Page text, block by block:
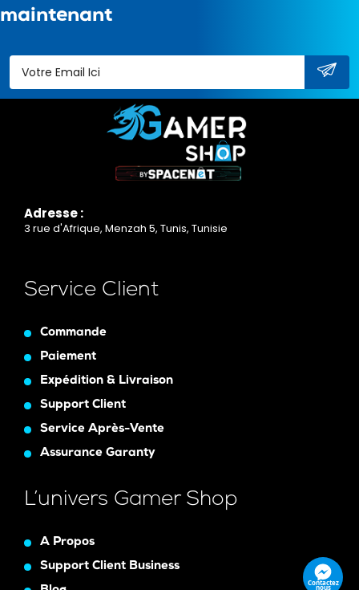
maintenant
Adresse :
3 rue d'Afrique, Menzah 5, Tunis, Tunisie
Service Client
Commande
Paiement
Expédition & Livraison
Support Client
Service Après-Vente
Assurance Garanty
L’univers Gamer Shop
A Propos
Support Client Business
Contactez
nous